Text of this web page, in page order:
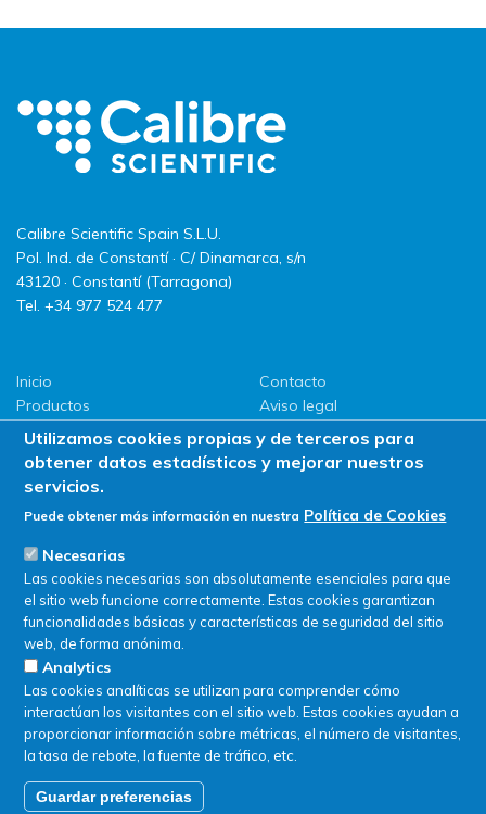
Calibre Scientific Spain S.L.U.
Pol. Ind. de Constantí · C/ Dinamarca, s/n
43120 · Constantí (Tarragona)
Tel. +34 977 524 477
Inicio
Productos
LLG
Promociones
ServiSAT
Contacto
Aviso legal
Política de privacidad
Política de Cookies
Buscar en tienda
Utilizamos cookies propias y de terceros para
obtener datos estadísticos y mejorar nuestros
servicios.
Puede obtener más información en nuestra Política de Cookies
Necesarias
Las cookies necesarias son absolutamente esenciales para que
el sitio web funcione correctamente. Estas cookies garantizan
funcionalidades básicas y características de seguridad del sitio
web, de forma anónima.
Analytics
Las cookies analíticas se utilizan para comprender cómo
interactúan los visitantes con el sitio web. Estas cookies ayudan a
proporcionar información sobre métricas, el número de visitantes,
la tasa de rebote, la fuente de tráfico, etc.
Guardar preferencias